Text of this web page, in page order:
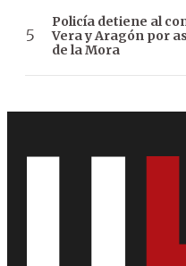
Policía detiene al
Vera y Aragón por
de la Mora